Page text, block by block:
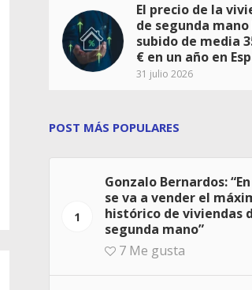
El precio de la
de segunda mano
subido de media
€ en un año en
31 julio 2026
POST MÁS POPULARES
1
Gonzalo Bernardos:
se va a vender el
histórico de viviendas
segunda mano”
7 Me gusta